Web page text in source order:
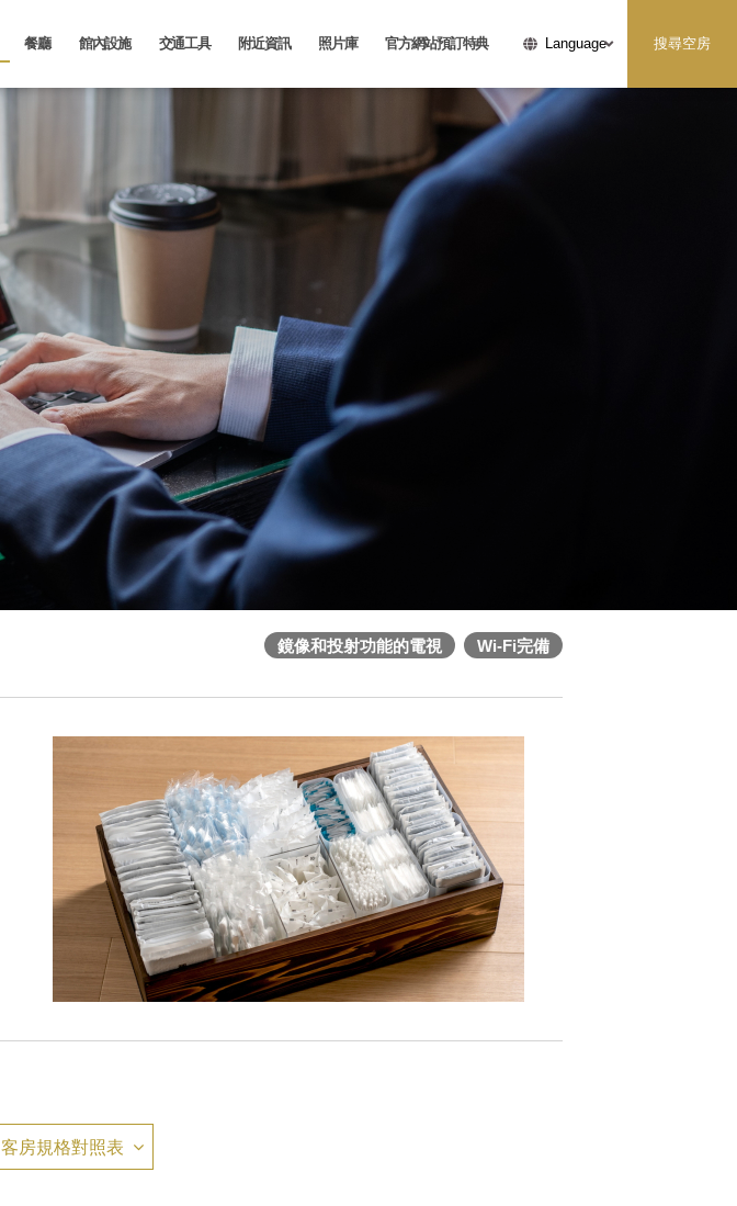
餐廳 館內設施 交通工具 附近資訊 照片庫 官方網站預訂特典 Language 搜尋空房
鏡像和投射功能的電視 Wi-Fi完備
客房規格對照表